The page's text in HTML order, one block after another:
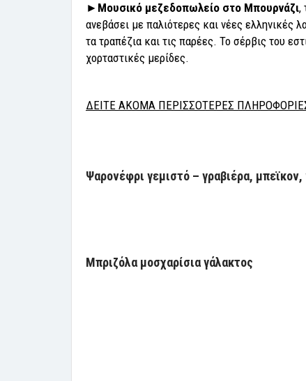
► Μουσικό μεζεδοπωλείο στο Μπουρνάζι,
ανεβάσει με παλιότερες και νέες ελληνικές
τα τραπέζια και τις παρέες. Το σέρβις του
χορταστικές μερίδες.
ΔΕΙΤΕ ΑΚΟΜΑ ΠΕΡΙΣΣΟΤΕΡΕΣ
Ψαρονέφρι γεμιστό – γραβιέρα,
Μπριζόλα μοσχαρίσια γάλακτος